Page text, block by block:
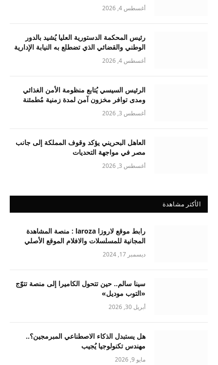
أغسطس 4, 2026
رئيس المحكمة الدستورية العليا يُشيد بالدور
الوطني والقضائي الذي تضطلع به النيابة الإدارية
أغسطس 4, 2026
الرئيس السيسي يُتابع منظومة الأمن الغذائي
ومدى توافر مخزون آمن لمدة زمنية مُطمئنة
أغسطس 3, 2026
العاهل البحريني يؤكد وقوف المملكة إلى جانب
مصر في مواجهة التحديات
أغسطس 3, 2026
الأكثر مشاهدة
رابط موقع لاروزا laroza : منصة المشاهدة
المجانية للمسلسلات والافلام الموقع الأصلي
ديسمبر 17, 2024
سينا سالم.. حين تتحول الكاميرا إلى منصة تتوّج
«التوب موديل»
أبريل 30, 2026
هل يستبدل الذكاء الاصطناعي المبرمجين؟..
مهندس تكنولوجيا يُجيب
مايو 9, 2026